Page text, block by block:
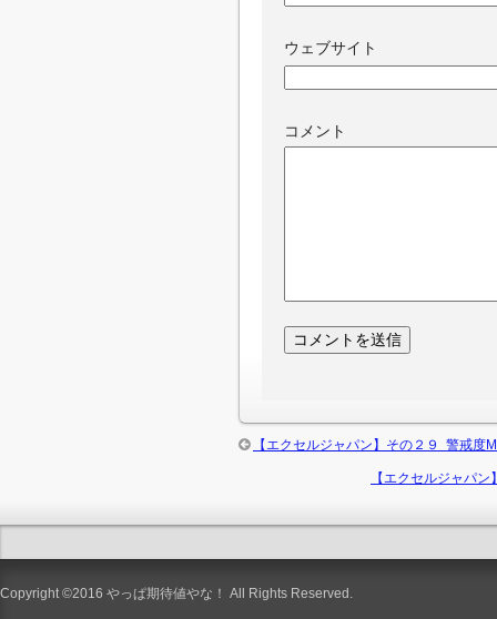
ウェブサイト
コメント
【エクセルジャパン】その２９ 警戒
【エクセルジャパ
Copyright ©2016 やっぱ期待値やな！ All Rights Reserved.